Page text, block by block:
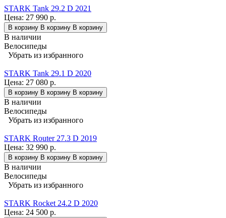
STARK Tank 29.2 D 2021
Цена: 27 990 р.
В корзину В корзину В корзину
В наличии
Велосипеды
Убрать из избранного
STARK Tank 29.1 D 2020
Цена: 27 080 р.
В корзину В корзину В корзину
В наличии
Велосипеды
Убрать из избранного
STARK Router 27.3 D 2019
Цена: 32 990 р.
В корзину В корзину В корзину
В наличии
Велосипеды
Убрать из избранного
STARK Rocket 24.2 D 2020
Цена: 24 500 р.